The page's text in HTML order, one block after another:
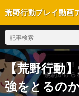
荒野行動プレイ動画
【荒野行動
強をとるの